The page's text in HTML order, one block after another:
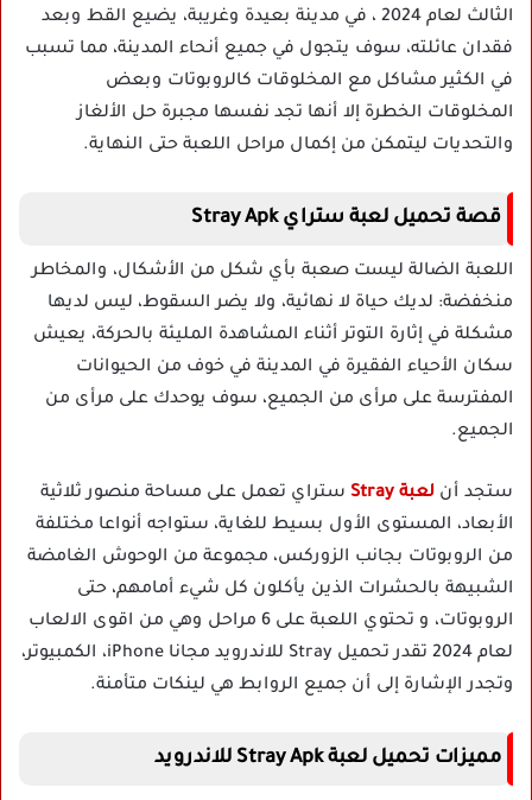
الثالث لعام 2024 ، في مدينة بعيدة وغريبة، يضيع القط وبعد
فقدان عائلته، سوف يتجول في جميع أنحاء المدينة، مما تسبب
في الكثير مشاكل مع المخلوقات كالروبوتات وبعض
المخلوقات الخطرة إلا أنها تجد نفسها مجبرة حل الألغاز
والتحديات ليتمكن من إكمال مراحل اللعبة حتى النهاية.
قصة تحميل لعبة ستراي Stray Apk
اللعبة الضالة ليست صعبة بأي شكل من الأشكال، والمخاطر
منخفضة: لديك حياة لا نهائية، ولا يضر السقوط، ليس لديها
مشكلة في إثارة التوتر أثناء المشاهدة المليئة بالحركة، يعيش
سكان الأحياء الفقيرة في المدينة في خوف من الحيوانات
المفترسة على مرأى من الجميع، سوف يوحدك على مرأى من
الجميع.
ستجد أن لعبة Stray
ستراي تعمل على مساحة منصور ثلاثية
الأبعاد، المستوى الأول بسيط للغاية، ستواجه أنواعا مختلفة
من الروبوتات بجانب الزوركس، مجموعة من الوحوش الغامضة
الشبيهة بالحشرات الذين يأكلون كل شيء أمامهم، حتى
الروبوتات، و تحتوي اللعبة على 6 مراحل وهي من اقوى الالعاب
لعام 2024 تقدر تحميل Stray للاندرويد مجانا iPhone، الكمبيوتر،
وتجدر الإشارة إلى أن جميع الروابط هي لينكات متأمنة.
مميزات تحميل لعبة Stray Apk للاندرويد